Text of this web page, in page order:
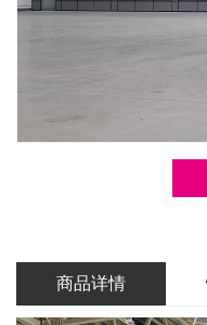
商品详情